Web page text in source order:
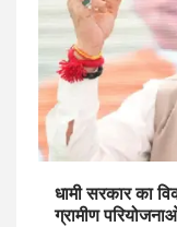
धामी सरकार का
ग्रामीण